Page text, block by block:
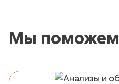
Мы поможем